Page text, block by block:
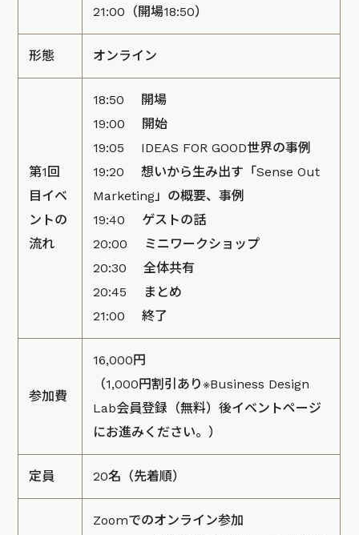
21:00（開場18:50）
形態 オンライン
第1回
目イベ
ントの
流れ
18:50 開場
19:00 開始
19:05 IDEAS FOR GOOD世界の事例
19:20 想いから生み出す「Sense Out
Marketing」の概要、事例
19:40 ゲストの話
20:00 ミニワークショップ
20:30 全体共有
20:45 まとめ
21:00 終了
参加費
16,000円
（1,000円割引あり※Business Design
Lab会員登録 （無料）後イベントページ
にお進みください。）
定員 20名（先着順）
Zoomでのオンライン参加